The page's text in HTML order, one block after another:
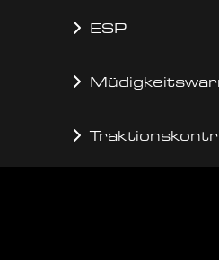
ESP